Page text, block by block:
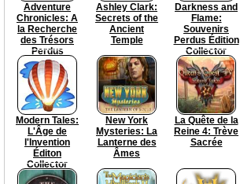
Adventure
Chronicles: A
la Recherche
des Trésors
Perdus
Ashley Clark:
Secrets of the
Ancient
Temple
Darkness and
Flame:
Souvenirs
Perdus Édition
Collector
Modern Tales:
L'Âge de
l'Invention
Éditon
Collector
New York
Mysteries: La
Lanterne des
Âmes
La Quête de la
Reine 4: Trève
Sacrée